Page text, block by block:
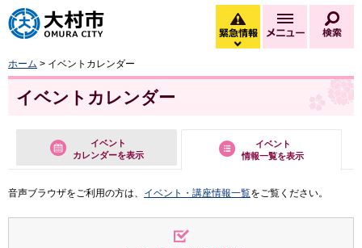
大村市
緊急情報
緊急情報を開く
メニュー
ホーム > イベントカレンダー
イベントカレンダー
イベント
カレンダーを表示
イベント
情報一覧を表示
音声ブラウザをご利用の方は、 イベント・講座情報一覧をご覧ください。